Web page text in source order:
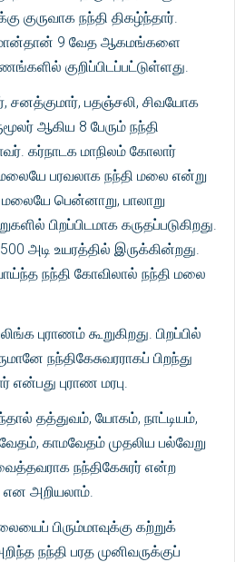
குருவாக நந்தி திகழ்ந்தார்.
9 வேத ஆகமங்களை
குறிப்பிடப்பட்டுள்ளது.
பதஞ்சலி, சிவயோக
ஆகிய 8 பேரும் நந்தி
கர்நாடக மாநிலம் கோலார்
மலையே பரவலாக நந்தி மலை என்று
பென்னாறு, பாலாறு
பிறப்பிடமாக கருதப்படுகிறது.
அடி உயரத்தில் இருக்கின்றது.
நந்தி கோவிலால் நந்தி மலை
புராணம் கூறுகிறது. பிறப்பில்
நந்திகேசுவரராகப் பிறந்து
புராண மரபு.
தத்துவம், யோகம், நாட்டியம்,
காமவேதம் முதலிய பல்வேறு
நந்திகேசுரர் என்ற
என அறியலாம்.
பிரும்மாவுக்கு கற்றுக்
நந்தி பரத முனிவருக்குப்